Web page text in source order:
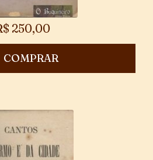
250,00
COMPRAR